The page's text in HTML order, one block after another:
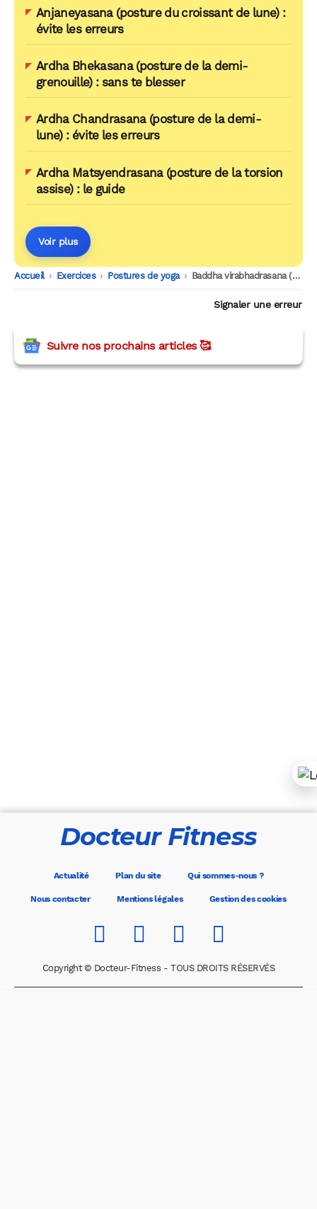
Anjaneyasana (posture du croissant de lune) :
évite les erreurs
Ardha Bhekasana (posture de la demi-
grenouille) : sans te blesser
Ardha Chandrasana (posture de la demi-
lune) : évite les erreurs
Ardha Matsyendrasana (posture de la torsion
assise) : le guide
Voir plus
Accueil -
Exercices -
Postures de yoga -
Baddha virabhadrasana (posture du guerrier humble)
Signaler une erreur
Suivre nos prochains articles 🥰
Docteur Fitness
Actualité Plan du site Qui sommes-nous ?
Nous contacter Mentions légales Gestion des cookies
Copyright © Docteur-Fitness - TOUS DROITS RÉSERVÉS